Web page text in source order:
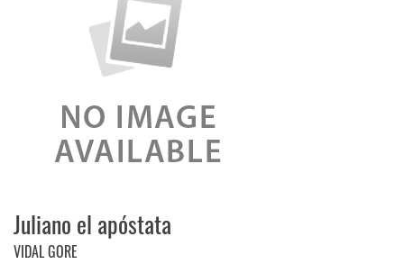
Juliano el apóstata
VIDAL GORE